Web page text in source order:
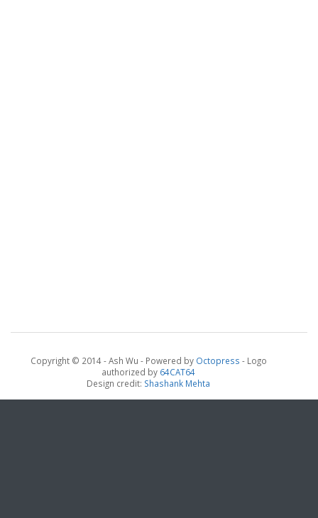
Copyright © 2014 - Ash Wu - Powered by Octopress - Logo
authorized by 64CAT64
Design credit: Shashank Mehta